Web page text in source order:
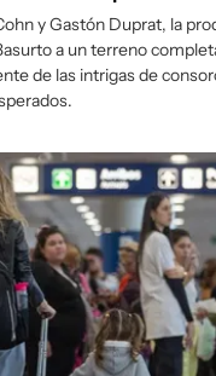
y Gastón Duprat, la
a un terreno
de las intrigas de